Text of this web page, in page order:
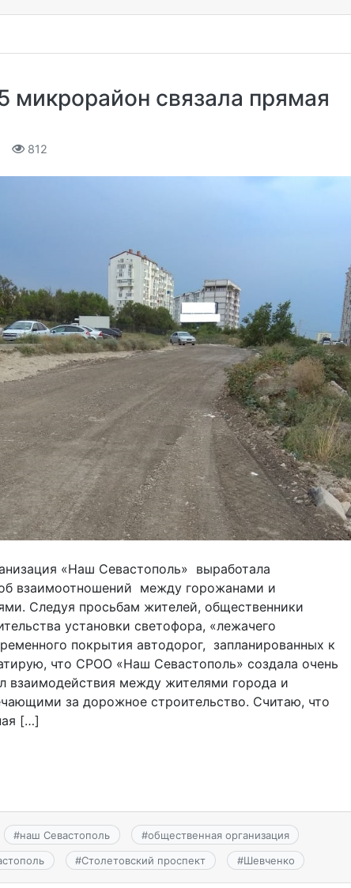
микрорайон связала прямая
812
«Наш Севастополь» выработала
взаимоотношений между горожанами и
Следуя просьбам жителей, общественники
установки светофора, «лежачего
покрытия автодорог, запланированных к
что СРОО «Наш Севастополь» создала очень
взаимодействия между жителями города и
за дорожное строительство. Считаю, что
[…]
#наш Севастополь #общественная организация
#Столетовский проспект #Шевченко